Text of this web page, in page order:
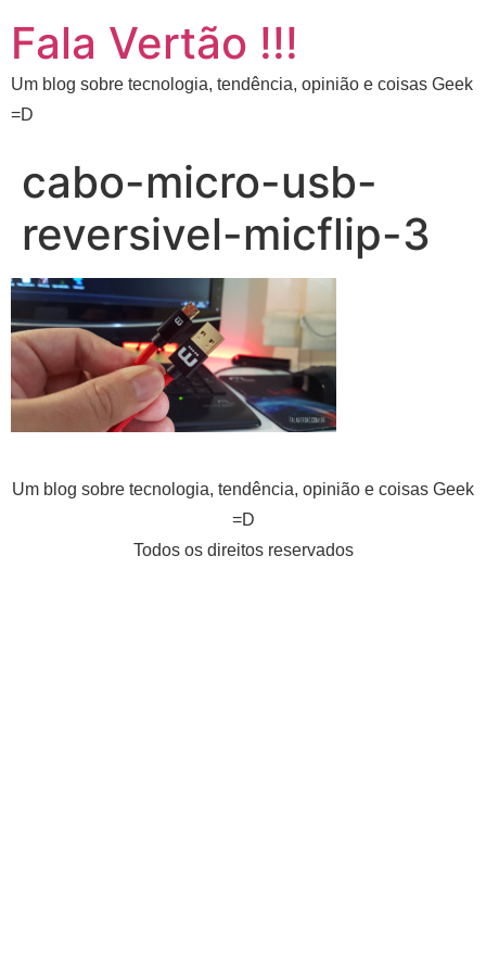
Fala Vertão !!!
Um blog sobre tecnologia, tendência, opinião e coisas Geek
=D
cabo-micro-usb-
reversivel-micflip-3
Um blog sobre tecnologia, tendência, opinião e coisas Geek
=D
Todos os direitos reservados